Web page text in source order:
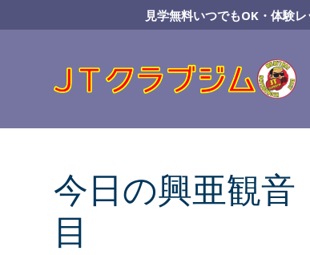
to
見学無料いつでもOK・体験
今日の興亜観
目